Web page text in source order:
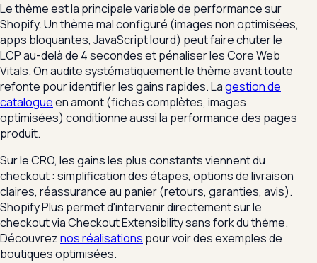
Le thème est la principale variable de performance sur
Shopify. Un thème mal configuré (images non optimisées,
apps bloquantes, JavaScript lourd) peut faire chuter le
LCP au-delà de 4 secondes et pénaliser les Core Web
Vitals. On audite systématiquement le thème avant toute
refonte pour identifier les gains rapides. Lagestion de
catalogueen amont (fiches complètes, images
optimisées) conditionne aussi la performance des pages
produit.
Sur le CRO, les gains les plus constants viennent du
checkout : simplification des étapes, options de livraison
claires, réassurance au panier (retours, garanties, avis).
Shopify Plus permet d'intervenir directement sur le
checkout via Checkout Extensibility sans fork du thème.
Découvreznos réalisations pour voir des exemples de
boutiques optimisées.